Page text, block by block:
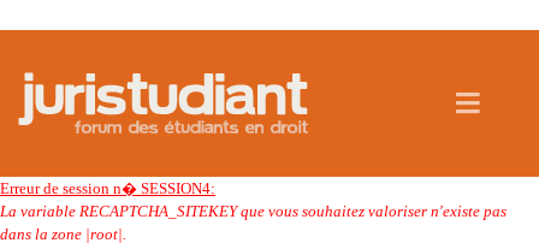
Erreur de session n� SESSION4:
La variable RECAPTCHA_SITEKEY que vous souhaitez valoriser n'existe pas
dans la zone |root|.